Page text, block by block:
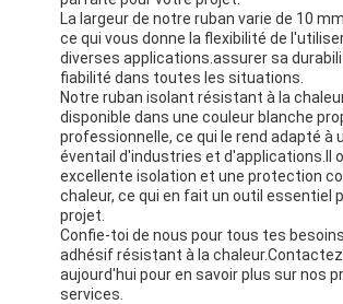
La largeur de notre ruban varie de 10
ce qui vous donne la flexibilité de
diverses applications.assurer sa
fiabilité dans toutes les situations.
Notre ruban isolant résistant à la
disponible dans une couleur blanche
professionnelle, ce qui le rend adapté à
éventail d'industries et d'applications.Il
excellente isolation et une protection
chaleur, ce qui en fait un outil essentiel
projet.
Confie-toi de nous pour tous tes
adhésif résistant à la
aujourd'hui pour en savoir plus sur nos
services.